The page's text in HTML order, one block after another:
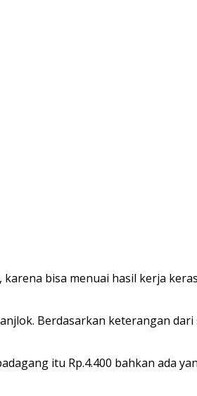
karena bisa menuai hasil kerja
Berdasarkan keterangan
itu Rp.4.400 bahkan ada